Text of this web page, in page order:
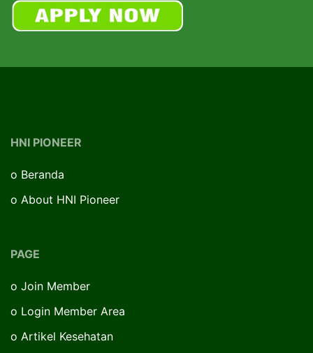
HNI PIONEER
o Beranda
o About HNI Pioneer
PAGE
o Join Member
o Login Member Area
o Artikel Kesehatan